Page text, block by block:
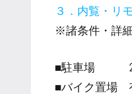
３．内覧・リ
※諸条件・詳
■駐車場 2
■バイク置場